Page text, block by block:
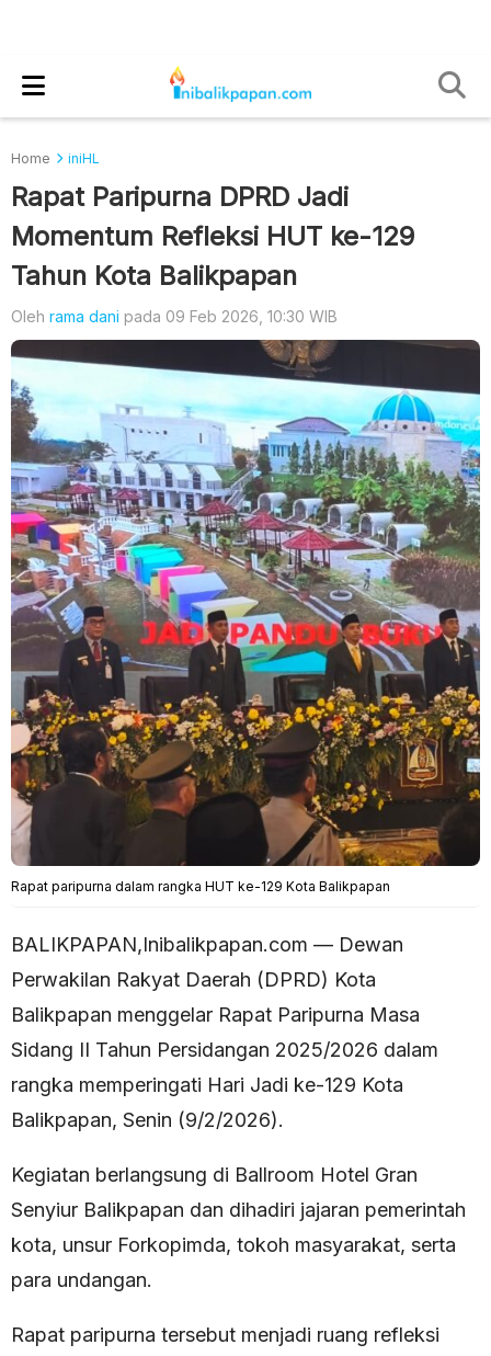
Home iniHL
Rapat Paripurna DPRD Jadi
Momentum Refleksi HUT ke-129
Tahun Kota Balikpapan
Oleh rama dani pada 09 Feb 2026, 10:30 WIB
Rapat paripurna dalam rangka HUT ke-129 Kota Balikpapan
BALIKPAPAN,Inibalikpapan.com — Dewan
Perwakilan Rakyat Daerah (DPRD) Kota
Balikpapan menggelar Rapat Paripurna Masa
Sidang II Tahun Persidangan 2025/2026 dalam
rangka memperingati Hari Jadi ke-129 Kota
Balikpapan, Senin (9/2/2026).
Kegiatan berlangsung di Ballroom Hotel Gran
Senyiur Balikpapan dan dihadiri jajaran pemerintah
kota, unsur Forkopimda, tokoh masyarakat, serta
para undangan.
Rapat paripurna tersebut menjadi ruang refleksi